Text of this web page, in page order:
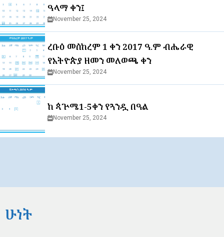
ዓላማ ቀን፤
November 25, 2024
ረቡዕ መስከረም 1 ቀን 2017 ዓ.ም ብሔራዊ
የአትዮጵያ ዘመን መለወጫ ቀን
November 25, 2024
ከ ጳጕሜ1-5ቀን የጓንዷ በዓል
November 25, 2024
ሁነት